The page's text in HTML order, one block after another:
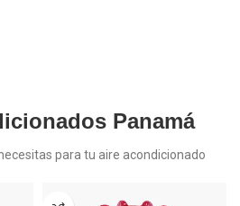
Panamá
para tu aire acondicionado